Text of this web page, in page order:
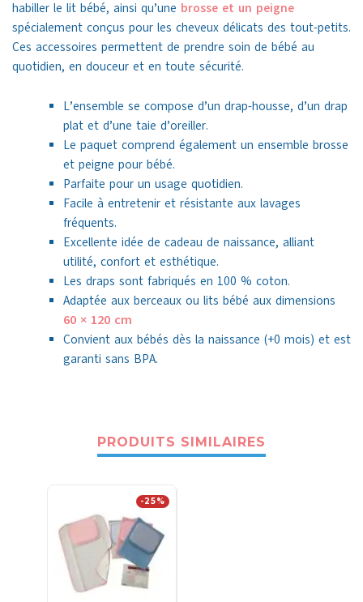
habiller le lit bébé, ainsi qu’une brosse et un peigne
spécialement conçus pour les cheveux délicats des tout-petits.
Ces accessoires permettent de prendre soin de bébé au
quotidien, en douceur et en toute sécurité.
L’ensemble se compose d’un drap-housse, d’un drap
plat et d’une taie d’oreiller.
Le paquet comprend également un ensemble brosse
et peigne pour bébé.
Parfaite pour un usage quotidien.
Facile à entretenir et résistante aux lavages
fréquents.
Excellente idée de cadeau de naissance, alliant
utilité, confort et esthétique.
Les draps sont fabriqués en 100 % coton.
Adaptée aux berceaux ou lits bébé aux dimensions
60 × 120 cm
Convient aux bébés dès la naissance (+0 mois) et est
garanti sans BPA.
PRODUITS SIMILAIRES
-25%